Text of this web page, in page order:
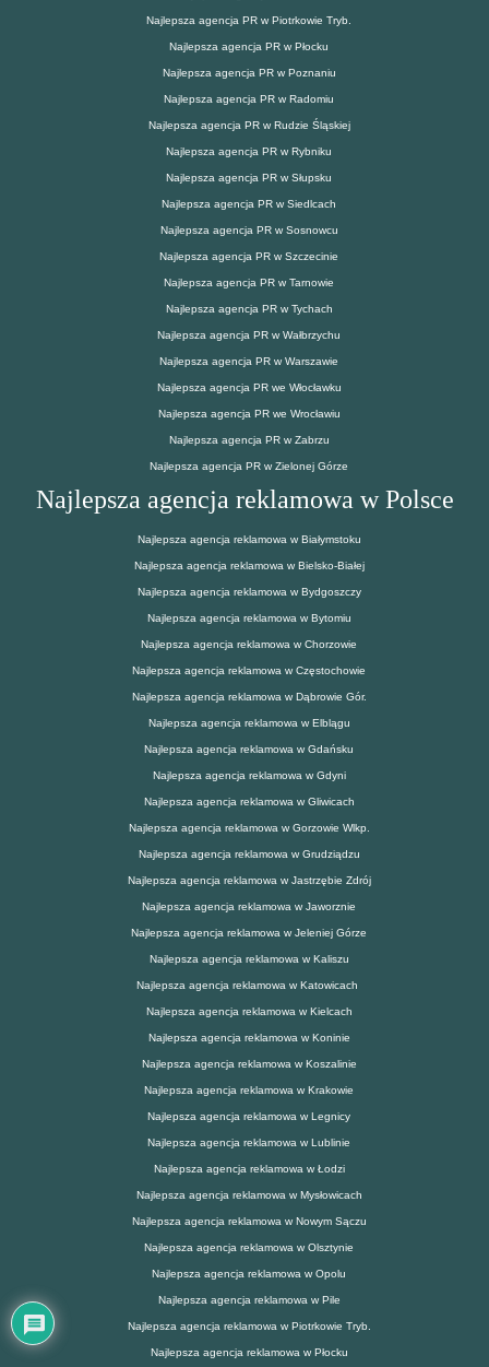
Najlepsza agencja PR w Piotrkowie Tryb.
Najlepsza agencja PR w Płocku
Najlepsza agencja PR w Poznaniu
Najlepsza agencja PR w Radomiu
Najlepsza agencja PR w Rudzie Śląskiej
Najlepsza agencja PR w Rybniku
Najlepsza agencja PR w Słupsku
Najlepsza agencja PR w Siedlcach
Najlepsza agencja PR w Sosnowcu
Najlepsza agencja PR w Szczecinie
Najlepsza agencja PR w Tarnowie
Najlepsza agencja PR w Tychach
Najlepsza agencja PR w Wałbrzychu
Najlepsza agencja PR w Warszawie
Najlepsza agencja PR we Włocławku
Najlepsza agencja PR we Wrocławiu
Najlepsza agencja PR w Zabrzu
Najlepsza agencja PR w Zielonej Górze
Najlepsza agencja reklamowa w Polsce
Najlepsza agencja reklamowa w Białymstoku
Najlepsza agencja reklamowa w Bielsko-Białej
Najlepsza agencja reklamowa w Bydgoszczy
Najlepsza agencja reklamowa w Bytomiu
Najlepsza agencja reklamowa w Chorzowie
Najlepsza agencja reklamowa w Częstochowie
Najlepsza agencja reklamowa w Dąbrowie Gór.
Najlepsza agencja reklamowa w Elblągu
Najlepsza agencja reklamowa w Gdańsku
Najlepsza agencja reklamowa w Gdyni
Najlepsza agencja reklamowa w Gliwicach
Najlepsza agencja reklamowa w Gorzowie Wlkp.
Najlepsza agencja reklamowa w Grudziądzu
Najlepsza agencja reklamowa w Jastrzębie Zdrój
Najlepsza agencja reklamowa w Jaworznie
Najlepsza agencja reklamowa w Jeleniej Górze
Najlepsza agencja reklamowa w Kaliszu
Najlepsza agencja reklamowa w Katowicach
Najlepsza agencja reklamowa w Kielcach
Najlepsza agencja reklamowa w Koninie
Najlepsza agencja reklamowa w Koszalinie
Najlepsza agencja reklamowa w Krakowie
Najlepsza agencja reklamowa w Legnicy
Najlepsza agencja reklamowa w Lublinie
Najlepsza agencja reklamowa w Łodzi
Najlepsza agencja reklamowa w Mysłowicach
Najlepsza agencja reklamowa w Nowym Sączu
Najlepsza agencja reklamowa w Olsztynie
Najlepsza agencja reklamowa w Opolu
Najlepsza agencja reklamowa w Pile
Najlepsza agencja reklamowa w Piotrkowie Tryb.
Najlepsza agencja reklamowa w Płocku